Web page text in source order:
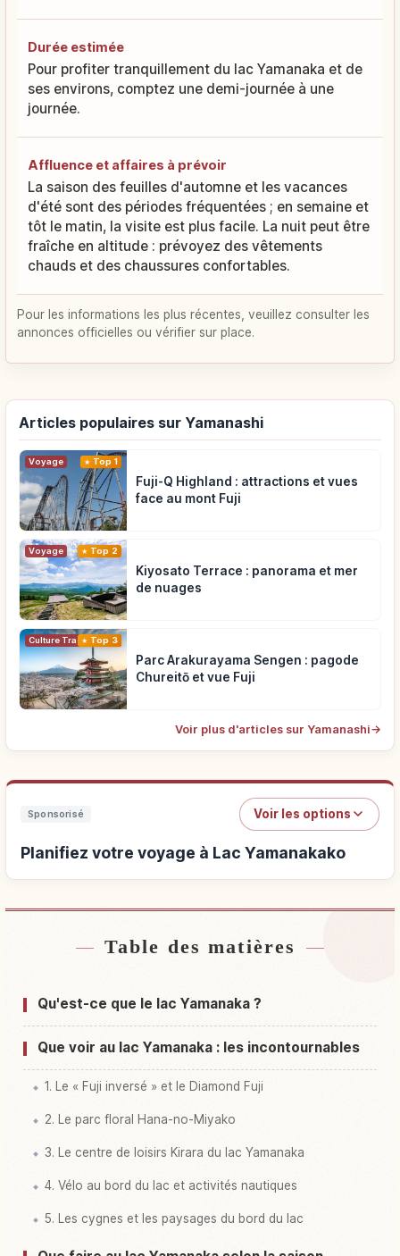
Durée estimée
Pour profiter tranquillement du lac Yamanaka et de
ses environs, comptez une demi-journée à une
journée.
Affluence et affaires à prévoir
La saison des feuilles d'automne et les vacances
d'été sont des périodes fréquentées ; en semaine et
tôt le matin, la visite est plus facile. La nuit peut être
fraîche en altitude : prévoyez des vêtements
chauds et des chaussures confortables.
Pour les informations les plus récentes, veuillez consulter les
annonces officielles ou vérifier sur place.
Articles populaires sur Yamanashi
Voyage Top 1
Fuji-Q Highland : attractions et vues
face au mont Fuji
Voyage Top 2
Kiyosato Terrace : panorama et mer
de nuages
Culture Traditionnelle
Top 3
Parc Arakurayama Sengen : pagode
Chureitō et vue Fuji
Voir plus d'articles sur Yamanashi→
Sponsorisé Voir les options
Planifiez votre voyage à Lac Yamanakako
Hébergements près de Lac Yamanakako
Activités à Lac Yamanakako
Table des matières
Qu'est-ce que le lac Yamanaka ?
Que voir au lac Yamanaka : les incontournables
1. Le « Fuji inversé » et le Diamond Fuji
2. Le parc floral Hana-no-Miyako
3. Le centre de loisirs Kirara du lac Yamanaka
4. Vélo au bord du lac et activités nautiques
5. Les cygnes et les paysages du bord du lac